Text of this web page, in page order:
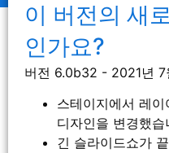
이 버전의 새
인가요?
버전 6.0b32 - 2021년 7
스테이지에서 레
디자인을 변경했습
긴 슬라이드쇼가